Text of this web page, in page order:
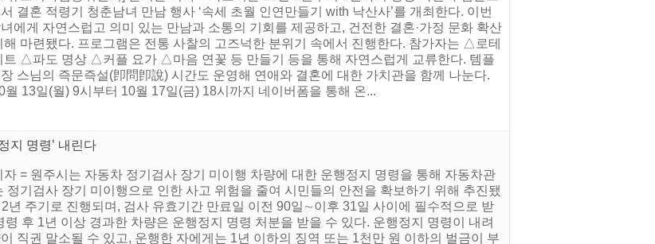
결혼 적령기 청춘남녀 만남 행사 ‘속세 초월 인연만들기 with 낙산사’를 개최한다. 이번
에게 자연스럽고 의미 있는 만남과 소통의 기회를 제공하고, 건전한 결혼·가정 문화 확산
해 마련됐다. 프로그램은 전통 사찰의 고즈넉한 분위기 속에서 진행한다. 참가자는 △로테
트 △파도 명상 △커플 요가 △마음 연꽃 등 만들기 등을 통해 자연스럽게 교류한다. 템플
스님의 즉문즉설(卽問卽說) 시간도 운영해 연애와 결혼에 대한 가치관을 함께 나눈다.
월 13일(월) 9시부터 10월 17일(금) 18시까지 네이버폼을 통해 온...
지 명령’ 내린다
= 원주시는 자동차 정기검사 장기 미이행 차량에 대한 운행정지 명령을 통해 자동차관
기검사 장기 미이행으로 인한 사고 위험을 줄여 시민들의 안전을 확보하기 위해 추진됐
년 주기로 진행되며, 검사 유효기간 만료일 이전 90일∼이후 31일 사이에 필수적으로 받
후 1년 이상 경과한 차량은 운행정지 명령 처분을 받을 수 있다. 운행정지 명령이 내려
직권 말소될 수 있고, 운행한 자에게는 1년 이하의 징역 또는 1천만 원 이하의 벌금이 부